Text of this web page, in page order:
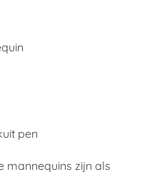
pen
mannequins zijn als